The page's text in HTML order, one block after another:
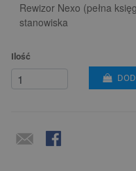
Rewizor Nexo (pełna
stanowiska
Ilość